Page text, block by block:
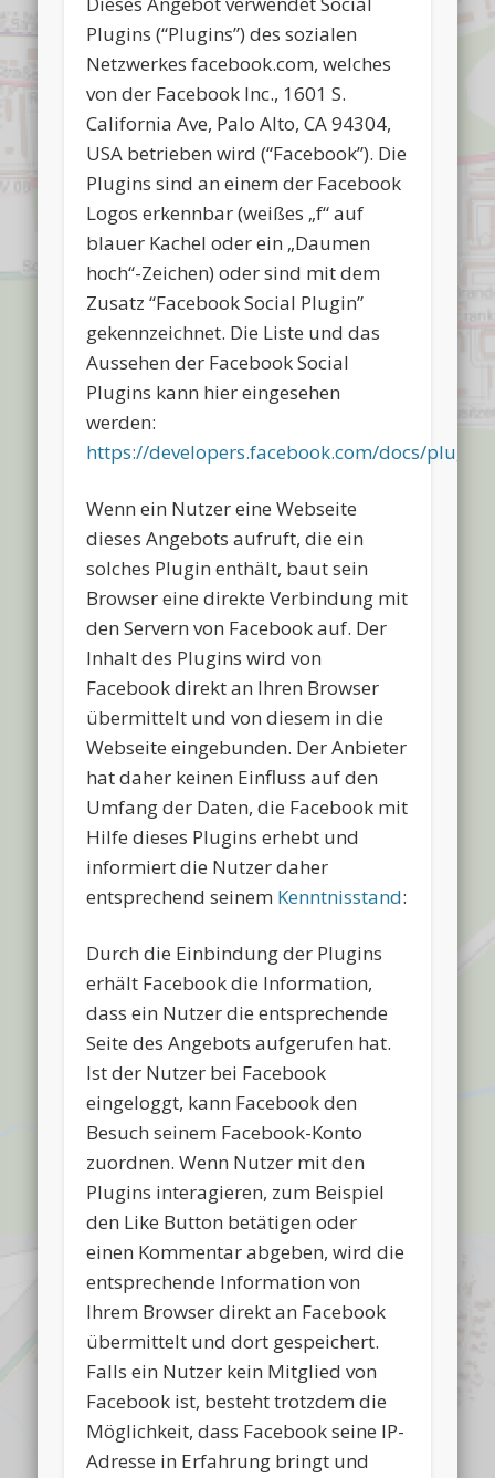
Plugins (“Plugins”) des sozialen
Netzwerkes facebook.com, welches
von der Facebook Inc., 1601 S.
California Ave, Palo Alto, CA 94304,
USA betrieben wird (“Facebook”). Die
Plugins sind an einem der Facebook
Logos erkennbar (weißes „f“ auf
blauer Kachel oder ein „Daumen
hoch“-Zeichen) oder sind mit dem
Zusatz “Facebook Social Plugin”
gekennzeichnet. Die Liste und das
Aussehen der Facebook Social
Plugins kann hier eingesehen
werden:
https://developers.facebook.com/docs/
Wenn ein Nutzer eine Webseite
dieses Angebots aufruft, die ein
solches Plugin enthält, baut sein
Browser eine direkte Verbindung mit
den Servern von Facebook auf. Der
Inhalt des Plugins wird von
Facebook direkt an Ihren Browser
übermittelt und von diesem in die
Webseite eingebunden. Der Anbieter
hat daher keinen Einfluss auf den
Umfang der Daten, die Facebook mit
Hilfe dieses Plugins erhebt und
informiert die Nutzer daher
entsprechend seinem Kenntnisstand:
Durch die Einbindung der Plugins
erhält Facebook die Information,
dass ein Nutzer die entsprechende
Seite des Angebots aufgerufen hat.
Ist der Nutzer bei Facebook
eingeloggt, kann Facebook den
Besuch seinem Facebook-Konto
zuordnen. Wenn Nutzer mit den
Plugins interagieren, zum Beispiel
den Like Button betätigen oder
einen Kommentar abgeben, wird die
entsprechende Information von
Ihrem Browser direkt an Facebook
übermittelt und dort gespeichert.
Falls ein Nutzer kein Mitglied von
Facebook ist, besteht trotzdem die
Möglichkeit, dass Facebook seine IP-
Adresse in Erfahrung bringt und